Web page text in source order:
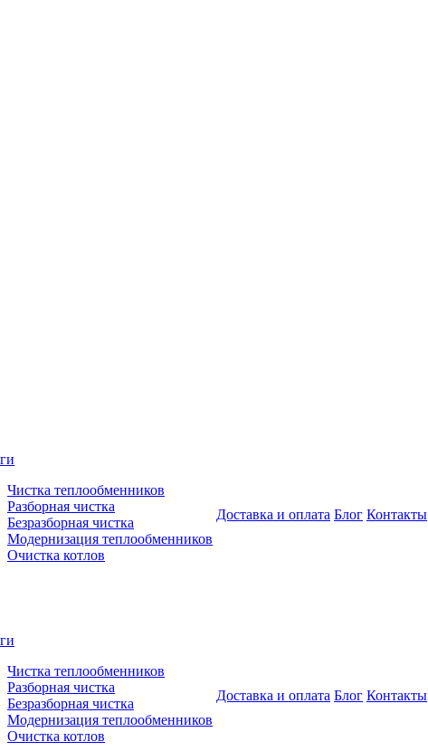
Чистка теплообменников
Разборная чистка
Безразборная чистка
Модернизация теплообменников
Очистка котлов
Доставка и оплата Блог Контакты
Чистка теплообменников
Разборная чистка
Безразборная чистка
Модернизация теплообменников
Очистка котлов
Доставка и оплата Блог Контакты